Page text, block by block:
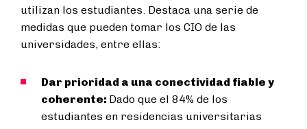
utilizan los estudiantes. Destaca una serie de
medidas que pueden tomar los CIO de las
universidades, entre ellas:
Dar prioridad a una conectividad fiable y
coherente: Dado que el 84% de los
estudiantes en residencias universitarias